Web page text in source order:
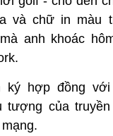
và chữ in màu
anh khoác
ký hợp đồng
tượng của